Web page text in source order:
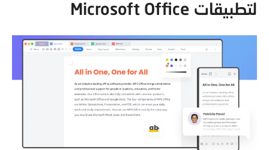
لتطبيقات Microsoft Office